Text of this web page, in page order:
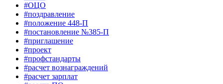
#ОЦО
#поздравление
#положение 448-П
#постановление №385-П
#приглашение
#проект
#профстандарты
#расчет вознаграждений
#расчет зарплат